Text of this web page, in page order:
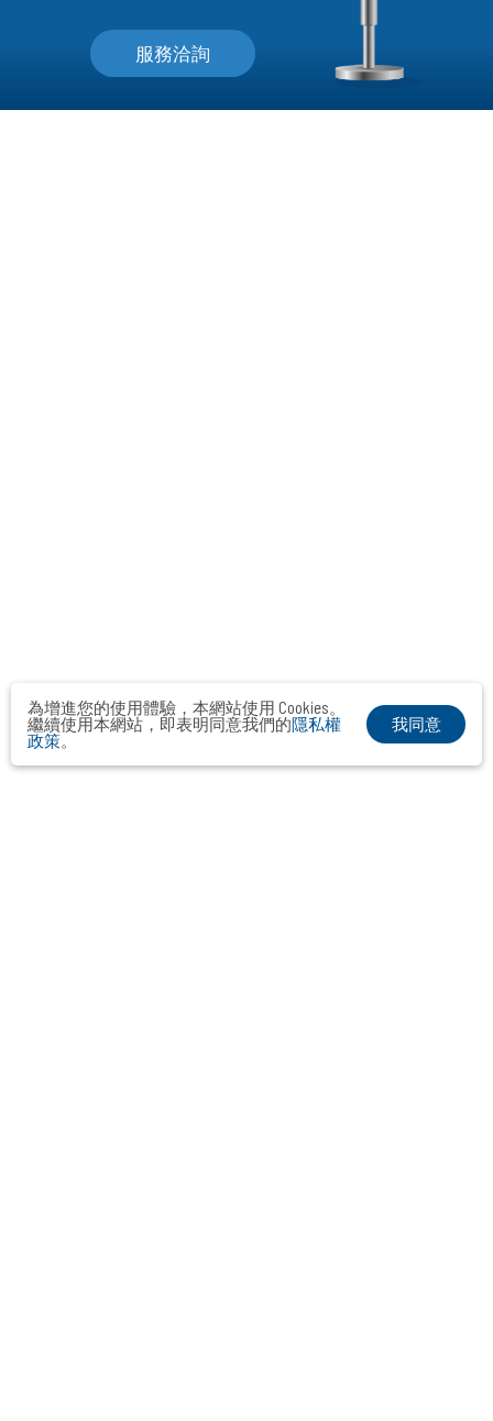
服務洽詢
為增進您的使用體驗，本網站使用 Cookies。
繼續使用本網站，即表明同意我們的隱私權
政策。
我同意